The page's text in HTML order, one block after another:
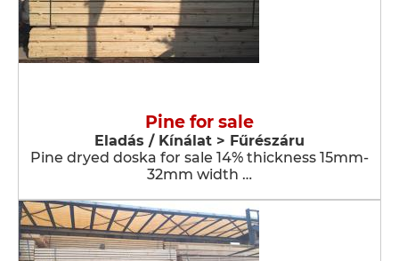
Pine for sale
Eladás / Kínálat > Fűrészáru
Pine dryed doska for sale 14% thickness 15mm-
32mm width …